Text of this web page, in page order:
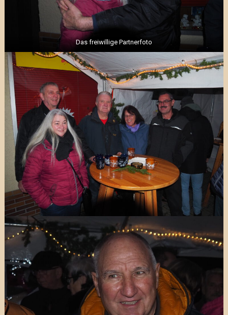
Das freiwillige Partnerfoto